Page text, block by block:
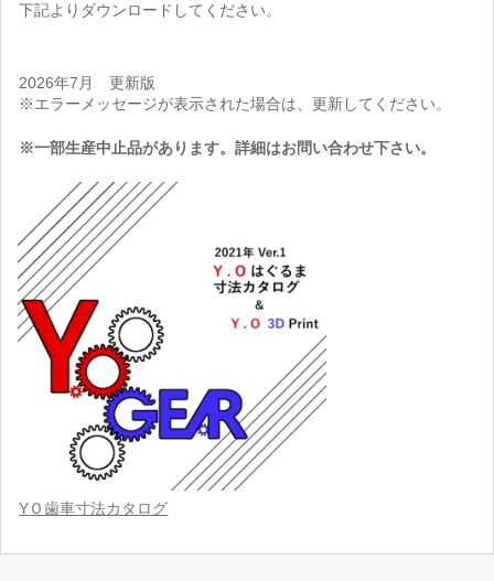
下記よりダウンロードしてください。
2026年7月 更新版
※エラーメッセージが表示された場合は、更新してください。
※一部生産中止品があります。詳細はお問い合わせ下さい。
YＯ歯車寸法カタログ